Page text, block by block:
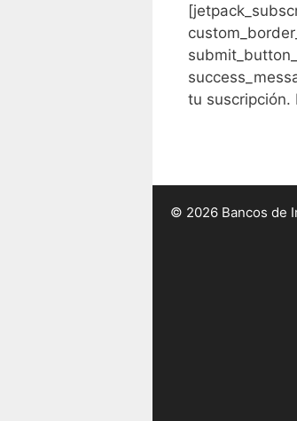
tu suscripción.
© 2026 Bancos de